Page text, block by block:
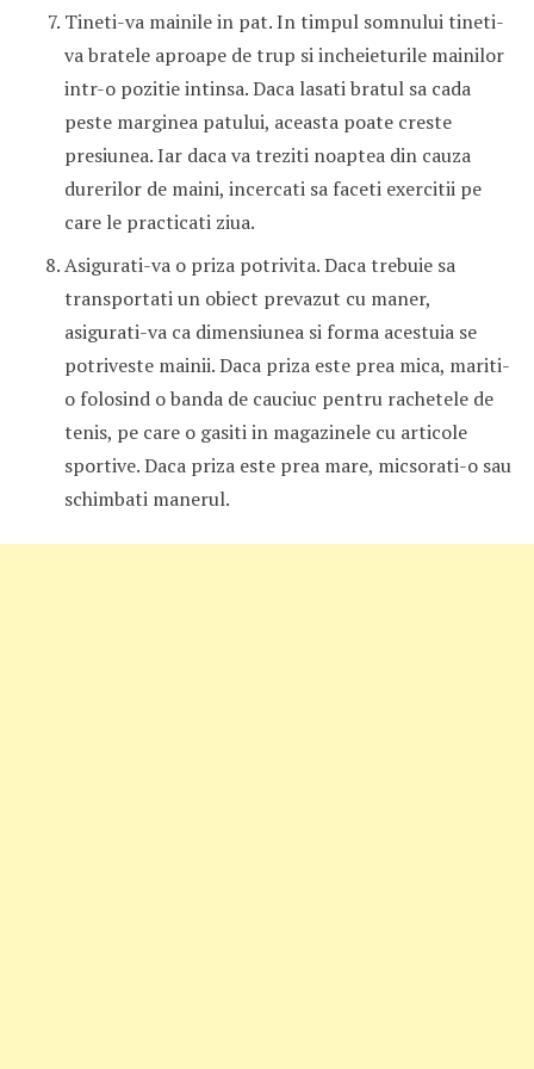
Tineti-va mainile in pat. In timpul somnului tineti-
va bratele aproape de trup si incheieturile mainilor
intr-o pozitie intinsa. Daca lasati bratul sa cada
peste marginea patului, aceasta poate creste
presiunea. Iar daca va treziti noaptea din cauza
durerilor de maini, incercati sa faceti exercitii pe
care le practicati ziua.
Asigurati-va o priza potrivita. Daca trebuie sa
transportati un obiect prevazut cu maner,
asigurati-va ca dimensiunea si forma acestuia se
potriveste mainii. Daca priza este prea mica, mariti-
o folosind o banda de cauciuc pentru rachetele de
tenis, pe care o gasiti in magazinele cu articole
sportive. Daca priza este prea mare, micsorati-o sau
schimbati manerul.